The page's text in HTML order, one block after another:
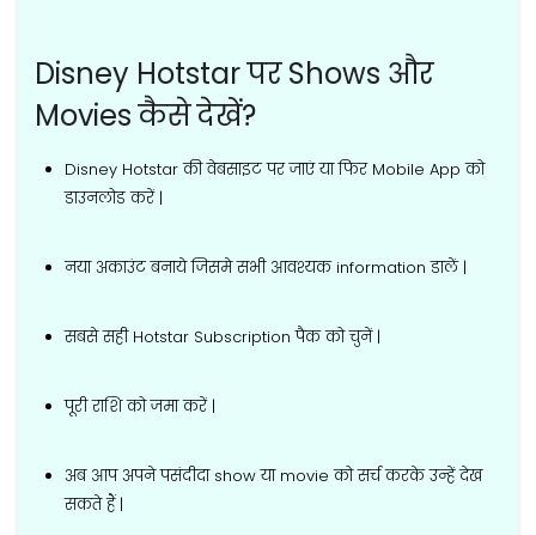
Disney Hotstar पर Shows और
Movies कैसे देखें?
Disney Hotstar की वेबसाइट पर जाएं या फिर Mobile App को
डाउनलोड करें |
नया अकाउंट बनाये जिसमे सभी आवश्यक information डालें |
सबसे सही Hotstar Subscription पैक को चुनें |
पूरी राशि को जमा करें |
अब आप अपने पसंदीदा show या movie को सर्च करके उन्हें देख
सकते हैं |